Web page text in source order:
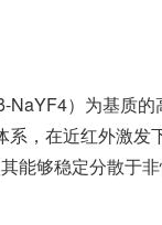
）为基质
，在近红外激发
能够稳定分散于